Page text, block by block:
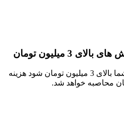
3 میلیون تومان
چنان چه جمع صورت حساب شما بالای 3 میلیون تومان شود هزینه
محاصبه خواهد شد.